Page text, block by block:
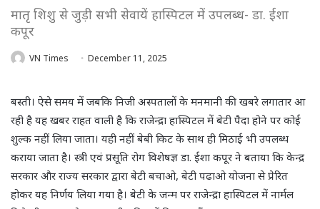
मातृ शिशु से जुड़ी सभी सेवायें हास्पिटल में उपलब्ध- डा. ईशा
कपूर
VN Times December 11, 2025
बस्ती। ऐसे समय में जबकि निजी अस्पतालों के मनमानी की खबरे लगातार आ
रही है यह खबर राहत वाली है कि राजेन्द्रा हास्पिटल में बेटी पैदा होने पर कोई
शुल्क नहीं लिया जाता। यही नहीं बेबी किट के साथ ही मिठाई भी उपलब्ध
कराया जाता है। स्त्री एवं प्रसूति रोग विशेषज्ञ डा. ईशा कपूर ने बताया कि केन्द्र
सरकार और राज्य सरकार द्वारा बेटी बचाओ, बेटी पढाओ योजना से प्रेरित
होकर यह निर्णय लिया गया है। बेटी के जन्म पर राजेन्द्रा हास्पिटल में नार्मल